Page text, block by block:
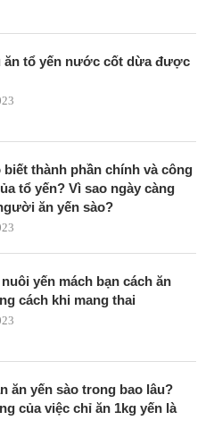
ăn tổ yến nước cốt dừa được
biết thành phần chính và công
tổ yến? Vì sao ngày càng
ăn yến sào?
yến mách bạn cách ăn
cách khi mang thai
ăn yến sào trong bao lâu?
của việc chỉ ăn 1kg yến là